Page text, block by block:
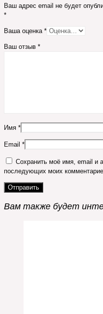
Ваш адрес email не будет
*
Ваша оценка *
Ваш отзыв *
Имя *
Email *
Сохранить моё имя, email и
последующих моих
Вам также будет